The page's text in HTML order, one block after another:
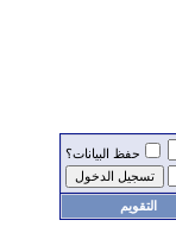
حفظ البيانات؟
التقويم